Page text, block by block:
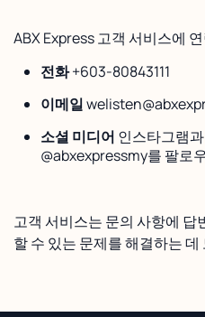
ABX Express 고객 서비스에
전화+603-80843111
이메일
소셜 미디어 인스타그램
@abxexpressmy를 팔로
고객 서비스는 문의 사항에 답
할 수 있는 문제를 해결하는